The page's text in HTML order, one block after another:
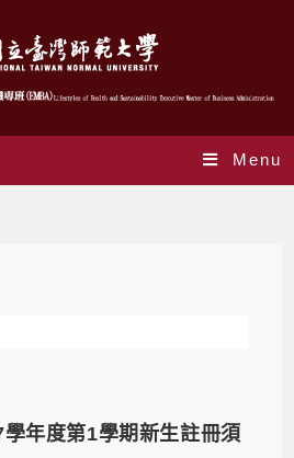
Menu
學年度第1學期新生註冊須